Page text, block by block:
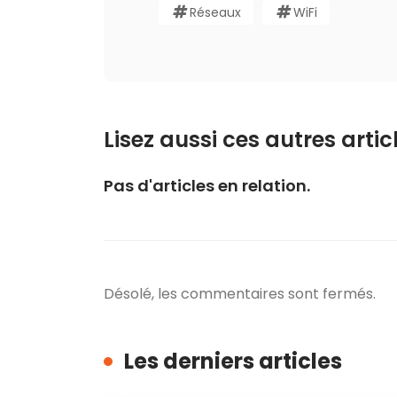
Réseaux WiFi
Lisez aussi ces autres
Pas d'articles en relation.
Désolé, les commentaires sont fermés.
Les derniers articles